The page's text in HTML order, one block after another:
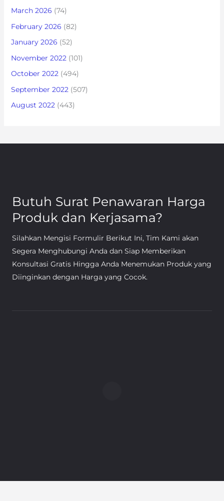
March 2026 (74)
February 2026 (82)
January 2026 (52)
November 2022(101)
October 2022(494)
September 2022(507)
August 2022(443)
Butuh Surat Penawaran Harga
Produk dan Kerjasama?
Silahkan Mengisi Formulir Berikut Ini, Tim Kami akan
Segera Menghubungi Anda dan Siap Memberikan
Konsultasi Gratis Hingga Anda Menemukan Produk yang
Diinginkan dengan Harga yang Cocok.